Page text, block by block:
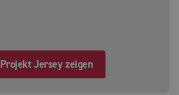
Projekt Jersey zeigen